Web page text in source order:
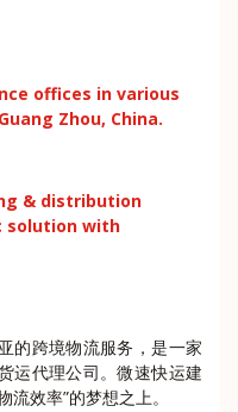
offices in various
Zhou, China.
& distribution
solution with
的跨境物流服务，是一家
运代理公司。微速快运建
效率”的梦想之上。